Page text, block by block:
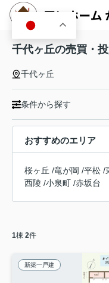
千代ヶ丘の売買・
千代ヶ丘
条件から探す
おすすめのエリア
桜ヶ丘 /竜が岡 /平松 /
西陵 /小泉町 /赤坂台
1棟 2件
新築一戸建